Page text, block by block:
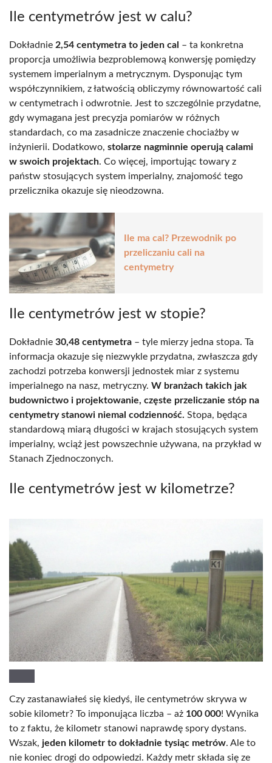
Ile centymetrów jest w calu?
Dokładnie 2,54 centymetra to jeden cal – ta konkretna
proporcja umożliwia bezproblemową konwersję pomiędzy
systemem imperialnym a metrycznym. Dysponując tym
współczynnikiem, z łatwością obliczymy równowartość cali
w centymetrach i odwrotnie. Jest to szczególnie przydatne,
gdy wymagana jest precyzja pomiarów w różnych
standardach, co ma zasadnicze znaczenie chociażby w
inżynierii. Dodatkowo, stolarze nagminnie operują calami
w swoich projektach. Co więcej, importując towary z
państw stosujących system imperialny, znajomość tego
przelicznika okazuje się nieodzowna.
Ile ma cal? Przewodnik po
przeliczaniu cali na
centymetry
Ile centymetrów jest w stopie?
Dokładnie 30,48 centymetra – tyle mierzy jedna stopa. Ta
informacja okazuje się niezwykle przydatna, zwłaszcza gdy
zachodzi potrzeba konwersji jednostek miar z systemu
imperialnego na nasz, metryczny. W branżach takich jak
budownictwo i projektowanie, częste przeliczanie stóp na
centymetry stanowi niemal codzienność. Stopa, będąca
standardową miarą długości w krajach stosujących system
imperialny, wciąż jest powszechnie używana, na przykład w
Stanach Zjednoczonych.
Ile centymetrów jest w kilometrze?
Czy zastanawiałeś się kiedyś, ile centymetrów skrywa w
sobie kilometr? To imponująca liczba – aż 100 000! Wynika
to z faktu, że kilometr stanowi naprawdę spory dystans.
Wszak, jeden kilometr to dokładnie tysiąc metrów. Ale to
nie koniec drogi do odpowiedzi. Każdy metr składa się ze